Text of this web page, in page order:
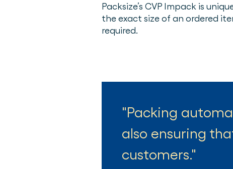
Packsize’s CVP Impack is
the exact size of an ordered
required.
Packing
also ensuring
customers.